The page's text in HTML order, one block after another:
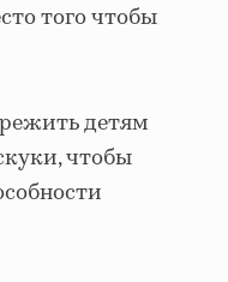
того чтобы
детям
чтобы